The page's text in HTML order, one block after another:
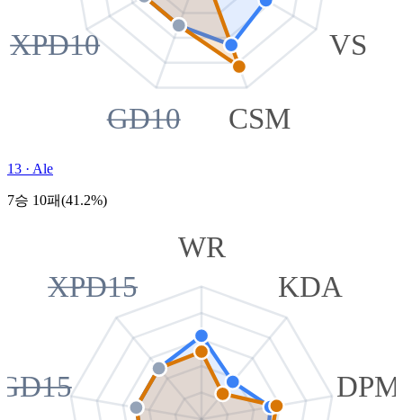
VS
CSM
GD10
XPD10
13 · Ale
7승 10패(41.2%)
WR
KDA
DPM
XPD15